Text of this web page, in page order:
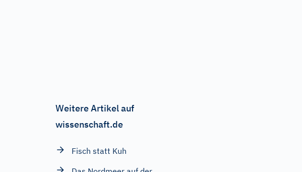
Weitere Artikel auf
wissenschaft.de
Fisch statt Kuh